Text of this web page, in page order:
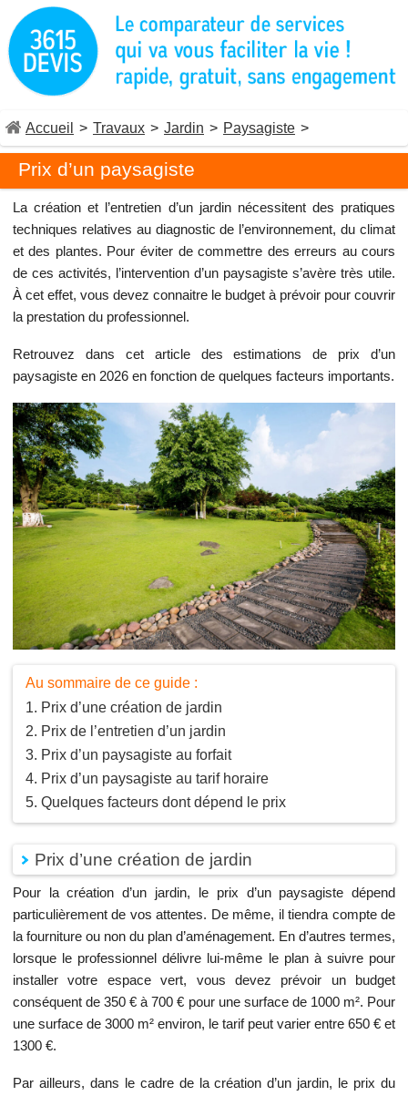
Accueil > Travaux > Jardin > Paysagiste >
Prix d’un paysagiste
La création et l’entretien d’un jardin nécessitent des pratiques
techniques relatives au diagnostic de l’environnement, du climat
et des plantes. Pour éviter de commettre des erreurs au cours
de ces activités, l’intervention d’un paysagiste s’avère très utile.
À cet effet, vous devez connaitre le budget à prévoir pour couvrir
la prestation du professionnel.
Retrouvez dans cet article des estimations de prix d’un
paysagiste en 2026 en fonction de quelques facteurs importants.
Au sommaire de ce guide :
Prix d’une création de jardin
Prix de l’entretien d’un jardin
Prix d’un paysagiste au forfait
Prix d’un paysagiste au tarif horaire
Quelques facteurs dont dépend le prix
Prix d’une création de jardin
Pour la création d’un jardin, le prix d’un paysagiste dépend
particulièrement de vos attentes. De même, il tiendra compte de
la fourniture ou non du plan d’aménagement. En d’autres termes,
lorsque le professionnel délivre lui-même le plan à suivre pour
installer votre espace vert, vous devez prévoir un budget
conséquent de 350 € à 700 € pour une surface de 1000 m². Pour
une surface de 3000 m² environ, le tarif peut varier entre 650 € et
1300 €.
Par ailleurs, dans le cadre de la création d’un jardin, le prix du